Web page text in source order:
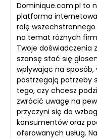
Dominique.com.pl to
platforma
rolę
na temat różnych
Twoje doświadczenia
szansę stać się
wpływając na
postrzegają potrzeby
tego, czy chcesz
zwrócić uwagę na
przyczyni się do
konsumentów oraz
oferowanych usług.